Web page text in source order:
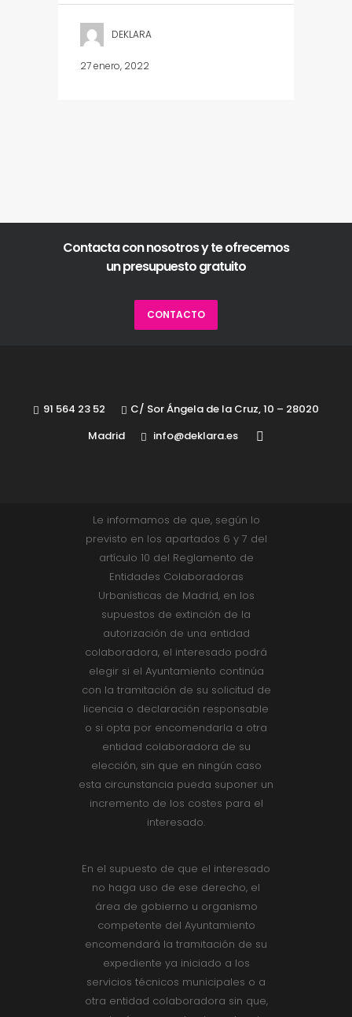
DEKLARA
27 enero, 2022
Contacta con nosotros y te ofrecemos
un presupuesto gratuito
CONTACTO
91 564 23 52
C/ Sor Ángela de la Cruz, 10 – 28020
Madrid
info@deklara.es
Le informamos de que, según lo
previsto en los apartados 6 y 7 del
artículo 10 del Reglamento de
Entidades Colaboradoras
Urbanísticas de Madrid, en los
supuestos de extinción de la
autorización de una entidad
colaboradora, el interesado podrá
elegir si el Ayuntamiento continúa
con la tramitación de su solicitud de
licencia o declaración responsable
o si opta por encomendarla a otra
entidad colaboradora de su
elección, sin que en ningún caso
esta circunstancia pueda suponer un
incremento de los costes para el
interesado.
En el supuesto de que el interesado
no haga uso de ese derecho, el
área de gobierno u organismo
competente del Ayuntamiento
encomendará la tramitación de su
expediente ya iniciado a los
servicios técnicos municipales o a
otra entidad colaboradora sin que,